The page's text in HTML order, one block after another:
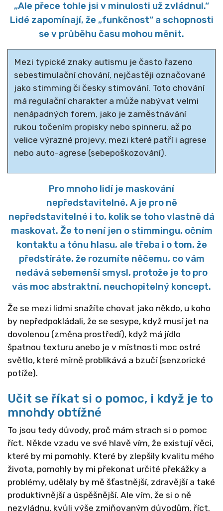
„Ale přece tohle jsi v minulosti už zvládnul.“
Lidé zapomínají, že „funkčnost“ a schopnosti
se v průběhu času mohou měnit.
Mezi typické znaky autismu je často řazeno
sebestimulační chování, nejčastěji označované
jako stimming či česky stimování. Toto chování
má regulační charakter a může nabývat velmi
nenápadných forem, jako je zaměstnávání
rukou točením propisky nebo spinneru, až po
velice výrazné projevy, mezi které patří i agrese
nebo auto-agrese (sebepoškozování).
Pro mnoho lidí je maskování
nepředstavitelné. A je pro ně
nepředstavitelné i to, kolik se toho vlastně dá
maskovat. Že to není jen o stimmingu, očním
kontaktu a tónu hlasu, ale třeba i o tom, že
předstíráte, že rozumíte něčemu, co vám
nedává sebemenší smysl, protože je to pro
vás moc abstraktní, neuchopitelný koncept.
Že se mezi lidmi snažíte chovat jako někdo, u koho
by nepředpokládali, že se sesype, když musí jet na
dovolenou (změna prostředí), když má jídlo
špatnou texturu anebo je v místnosti moc ostré
světlo, které mírně problikává a bzučí (senzorické
potíže).
Učit se říkat si o pomoc, i když je to
mnohdy obtížné
To jsou tedy důvody, proč mám strach si o pomoc
říct. Někde vzadu ve své hlavě vím, že existují věci,
které by mi pomohly. Které by zlepšily kvalitu mého
života, pomohly by mi překonat určité překážky a
problémy, udělaly by mě šťastnější, zdravější a také
produktivnější a úspěšnější. Ale vím, že si o ně
nezvládnu, kvůli výše zmiňovaným důvodům, říct.